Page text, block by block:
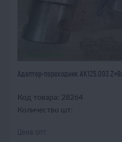
Адаптер-переходник АК125.003
Код товара: 28264
Количество шт:
Цена опт: